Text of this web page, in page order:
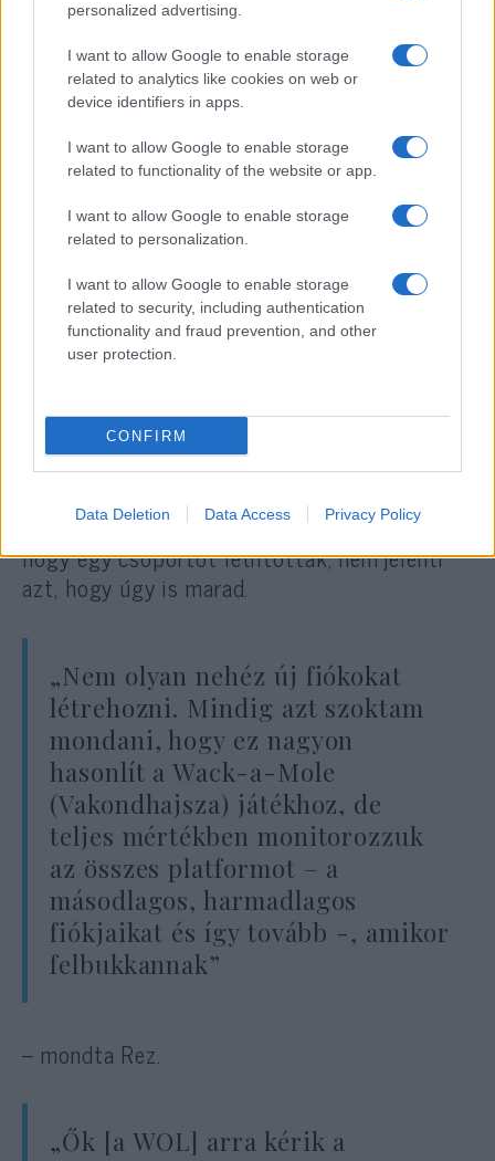
personalized advertising.
I want to allow Google to enable storage
related to analytics like cookies on web or
device identifiers in apps.
I want to allow Google to enable storage
related to functionality of the website or app.
I want to allow Google to enable storage
related to personalization.
I want to allow Google to enable storage
related to security, including authentication
functionality and fraud prevention, and other
user protection.
CONFIRM
Data Deletion Data Access Privacy Policy
A StopAntisemitism.org sikeresen lobbizott a
Donorboxnál, a WOL által pénzgyűjtésre
használt fizetési rendszernél is, hogy a
csoport ne használhassa tovább a rendszerét.
A WOL azóta áttért a Google Payre.
„Kértük a Google-t, hogy
szüntesse meg a velük való
kapcsolatát, de ők nem tették”
Megjegyezte, hogy az antiszemita
csoportokkal való foglalkozás a közösségi
médiában állandó éberséget igényel, mivel az,
hogy egy csoportot letiltottak, nem jelenti
azt, hogy úgy is marad.
„Nem olyan nehéz új fiókokat
létrehozni. Mindig azt szoktam
mondani, hogy ez nagyon
hasonlít a Wack-a-Mole
(Vakondhajsza) játékhoz, de
teljes mértékben monitorozzuk
az összes platformot – a
másodlagos, harmadlagos
fiókjaikat és így tovább -, amikor
felbukkannak”
– mondta Rez.
„Ők [a WOL] arra kérik a